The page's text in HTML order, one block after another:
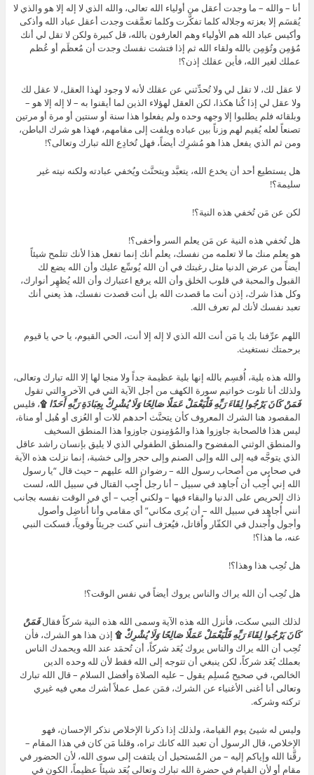
أنا – والله – ما وجدت أعقل من أولياء الله تعالى، والله الذي لا إله إلا هو والذي لا
يُقسَم إلا بعزته وجلاله كلما تفكَّرت وكلما تعمَّقت وجدت أعقل عباد الله وأذكى
وأكيس عباد الله هم الأولياء وهم العارفون بالله، قل كبيرة ولكن لا تقل لي أنك
مُؤمِن وتُؤمِن بالله ولقاء الله ثم إذا فتشت نفسك وجدت أن مُعظَم أو عُظم
عملك لغير الله، فأين عقلك إذن؟!
لا عقل لك، لا تقل لي ولا تُحدِّثني عن عقلك لأنه لا وجود لهذا العقل، لا عقل لك
ولا عقل لي إذا كُنا هكذا، لكن العقل لهؤلاء الذين لما أيقنوا به – لا إله إلا هو –
وبلقائه فلم يطلبوا إلا وجهه وحده ولم يفعلوا هذا سنة أو سنتين أو مرة أو مرتين
تصنعاً لعله يُقيم لهم وزناً بين عباده ويلفت إلى مقامهم، فهذا هو شرك الباطن،
ومن ثم الذي يفعل هذا هو مُشرِك أيضاً، فهل تُخادِع الله تبارك وتعالى؟!
هل يستطيع أحد أن يخدع الله، يتعبَّد ويتحنَّث ويُخفي عبادته ولكنه نيته غير
سليمة؟!
لكن عن مَن تُخفي هذه النية؟!
هل تُخفي هذه النية عن مَن يعلم السر وأخفى؟!
هو يعلم منك ما لا تعلمه من نفسك، يعلم أنك إنما تفعل هذا لأنك تتلمح شيئاً
أيضاً من عرض الدنيا مثل رغبتك في أن الله يُوسِّع عليك وأن الله يضع لك
القبول والمحبة في قلوب الخلق وأن الله يرفع اعتبارك وأن الله يُظهِر أنوارك،
وكل هذا شرك، إذن أنت ما قصدت الله بل أنت قصدت نفسك، هذ يعني أنك
تعبد نفسك لأنك لم تعرف الله.
اللهم عرِّفنا بك يا مَن أنت الله الذي لا إله إلا أنت، الحي القيوم، يا حي يا قيوم
برحمتك نستغيث.
والله هذه بلية، أُقسِم بالله إنها بلية عظيمة جداً ولا منجا لها إلا الله تبارك وتعالى،
ولذلك أنا تلوت خواتيم سورة الكهف من أجل الآية التي في الآخر والتي تقول
فَمَنْ كَانَ يَرْجُوا لِقَاءَ رَبِّهِ فَلْيَعْمَلْ عَمَلًا صَالِحًا وَلَا يُشْرِكْ بِعِبَادَةِ رَبِّهِ أَحَدًا ۩، فليس
المقصود هنا الشرك المعروف كأن يتحنَّث أحدهم للات أو العُزى أو هُبل أو مناة،
ليس هذا فالصحابة جاوزوا هذا والمُؤمِنون جاوزوا هذا المنطق السخيف
والمنطق الوثني المفضوح والمنطق الطفولي الذي لا يليق بإنسان راشد عاقل
الذي يتوجَّه فيه إلى الله وإلى الصنم وإلى حجر وإلى خشبة، إنما نزلت هذه الآية
في صحابي من أصحاب رسول الله – رضوان الله عليهم – حيث قال “يا رسول
الله إني أُحِب أن اُجاهِد في سبيل – أنا رجل أُحِب القتال في سبيل الله، لست
ذاك الحريص على الدنيا والبقاء فيها – ولكني أُحِب – أي في الوقت نفسه بجانب
أنني أُجاهِد في سبيل الله – أن يُرى مكاني” أي مقامي وأنا أُناضِل وأصول
وأجول وأُجندل في الكفّار وأُقاتل، فيُعرَف أنني كنت جريئاً وقوياً، فسكت النبي
عنه، ما هذا؟!
هل تُحِب هذا وهذا؟!
هل تُحِب أن الله يراك والناس يروك أيضاً في نفس الوقت؟!
لذلك النبي سكت، فأنزل الله هذه الآية وسمى الله هذه النية شركاً فقالفَمَنْ
كَانَ يَرْجُوا لِقَاءَ رَبِّهِ فَلْيَعْمَلْ عَمَلًا صَالِحًا وَلَا يُشْرِكْ ۩إذن هذا هو الشرك، فأن
تُحِب أن الله يراك والناس يروك يُعَد شركاً، أن تُحمَد عند الله ويحمدك الناس
بعملك يُعَد شركاً، لكن ينبغي أن تتوجه إلى الله فقط لأن لله وحده الدين
الخالص، في صحيح مُسلِم يقول – عليه الصلاة وأفضل السلام – قال الله تبارك
وتعالى أنا أغنى الأغنياء عن الشرك، فمَن عمل عملاً أشرك معي فيه غيري
تركته وشركه.
وليس له شيئ يوم القيامة، ولذلك إذا ذكرنا الإخلاص نذكر الإحسان، فهو
الإخلاص، قال الرسول أن تعبد الله كانك تراه، وقلنا مَن كان في هذا المقام –
رقَّنا الله وإياكم إليه – من المُستحيل أن يلتفت إلى سوى الله، لأن الحضور في
مقام أو لأن القيام في حضرة الله تبارك وتعالى يُعَد شيئاً عظيماً، الكون في